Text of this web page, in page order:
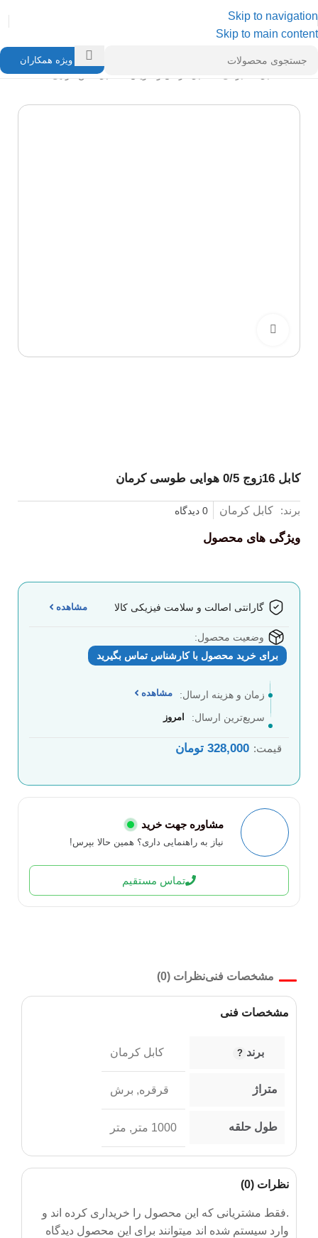
Skip to navigation
Skip to main content
ویژه همکاران
کابل تلفن هوایی
کابل 16زوج 0/5 هوایی طوسی کرمان
برند: کابل کرمان 0 دیدگاه
ویژگی های محصول
گارانتی اصالت و سلامت فیزیکی کالا مشاهده
وضعیت محصول:
برای خرید محصول با کارشناس تماس بگیرید
زمان و هزینه ارسال: مشاهده
سریع‌ترین ارسال: امروز
قیمت: 328,000 تومان
مشاوره جهت خرید
نیاز به راهنمایی داری؟ همین حالا بپرس!
تماس مستقیم
مشخصات فنینظرات (0)
مشخصات فنی
برند کابل کرمان
متراژ قرقره, برش
طول حلقه 1000 متر , متر
نظرات (0)
.فقط مشتریانی که این محصول را خریداری کرده اند و
وارد سیستم شده اند میتوانند برای این محصول دیدگاه